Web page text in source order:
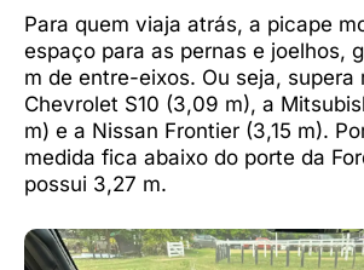
Para quem viaja atrás, a picape
espaço para as pernas e joelhos,
m de entre-eixos. Ou seja, supera
Chevrolet S10 (3,09 m), a
m) e a Nissan Frontier (3,15 m).
medida fica abaixo do porte da
possui 3,27 m.